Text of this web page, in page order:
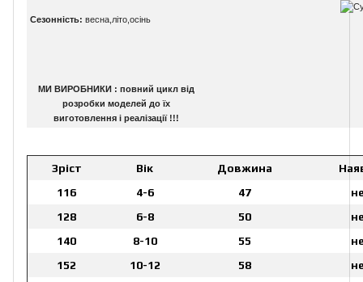
Сезонність: весна,літо,осінь
МИ ВИРОБНИКИ : повний цикл від
розробки моделей до їх
виготовлення і реалізації !!!
Зріст Вік Довжина
116
4-6 47
128
6-8 50
140
8-10 55
152
10-12 58